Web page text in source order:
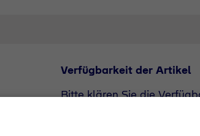
Verfügbarkeit der Artikel
Bitte klären Sie die
unserem